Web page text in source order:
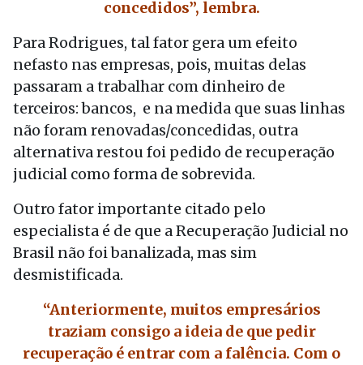
concedidos”, lembra.
Para Rodrigues, tal fator gera um efeito
nefasto nas empresas, pois, muitas delas
passaram a trabalhar com dinheiro de
terceiros: bancos, e na medida que suas linhas
não foram renovadas/concedidas, outra
alternativa restou foi pedido de recuperação
judicial como forma de sobrevida.
Outro fator importante citado pelo
especialista é de que a Recuperação Judicial no
Brasil não foi banalizada, mas sim
desmistificada.
“Anteriormente, muitos empresários
traziam consigo a ideia de que pedir
recuperação é entrar com a falência. Com o